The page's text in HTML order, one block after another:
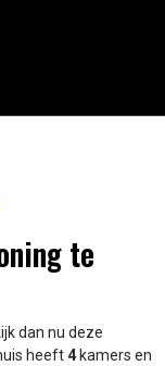
te
dan nu deze
heeft4 kamers en